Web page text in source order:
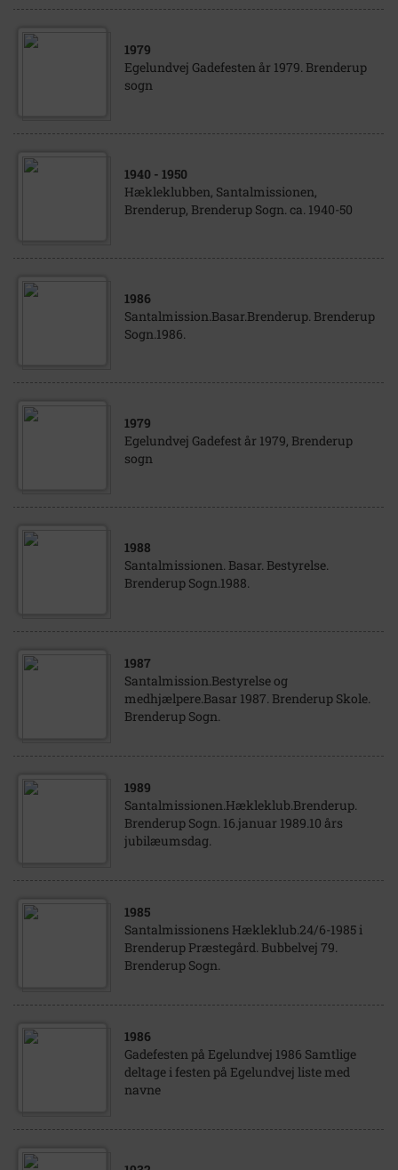
1979
Egelundvej Gadefesten år 1979. Brenderup
sogn
1940 - 1950
Hækleklubben, Santalmissionen,
Brenderup, Brenderup Sogn. ca. 1940-50
1986
Santalmission.Basar.Brenderup. Brenderup
Sogn.1986.
1979
Egelundvej Gadefest år 1979, Brenderup
sogn
1988
Santalmissionen. Basar. Bestyrelse.
Brenderup Sogn.1988.
1987
Santalmission.Bestyrelse og
medhjælpere.Basar 1987. Brenderup Skole.
Brenderup Sogn.
1989
Santalmissionen.Hækleklub.Brenderup.
Brenderup Sogn. 16.januar 1989.10 års
jubilæumsdag.
1985
Santalmissionens Hækleklub.24/6-1985 i
Brenderup Præstegård. Bubbelvej 79.
Brenderup Sogn.
1986
Gadefesten på Egelundvej 1986 Samtlige
deltage i festen på Egelundvej liste med
navne